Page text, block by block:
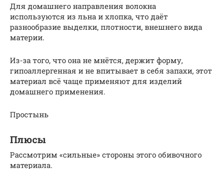
Для домашнего направления волокна
используются из льна и хлопка, что даёт
разнообразие выделки, плотности, внешнего вида
материи.
Из-за того, что она не мнётся, держит форму,
гипоаллергенная и не впитывает в себя запахи, этот
материал всё чаще применяют для изделий
домашнего применения.
Простынь
Плюсы
Рассмотрим «сильные» стороны этого обивочного
материала.